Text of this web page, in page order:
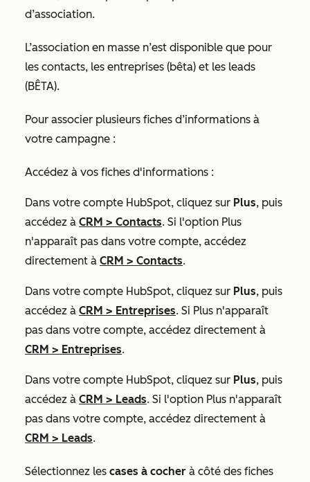
d’association.
L’association en masse n’est disponible que pour
les contacts, les entreprises (bêta) et les leads
(BÊTA).
Pour associer plusieurs fiches d’informations à
votre campagne :
Accédez à vos fiches d'informations :
Dans votre compte HubSpot, cliquez sur Plus, puis
accédez à CRM > Contacts. Si l'option Plus
n'apparaît pas dans votre compte, accédez
directement à CRM > Contacts.
Dans votre compte HubSpot, cliquez sur Plus, puis
accédez à CRM > Entreprises. Si Plus n'apparaît
pas dans votre compte, accédez directement à
CRM > Entreprises.
Dans votre compte HubSpot, cliquez sur Plus, puis
accédez à CRM > Leads. Si l'option Plus n'apparaît
pas dans votre compte, accédez directement à
CRM > Leads.
Sélectionnez les cases à cocher à côté des fiches